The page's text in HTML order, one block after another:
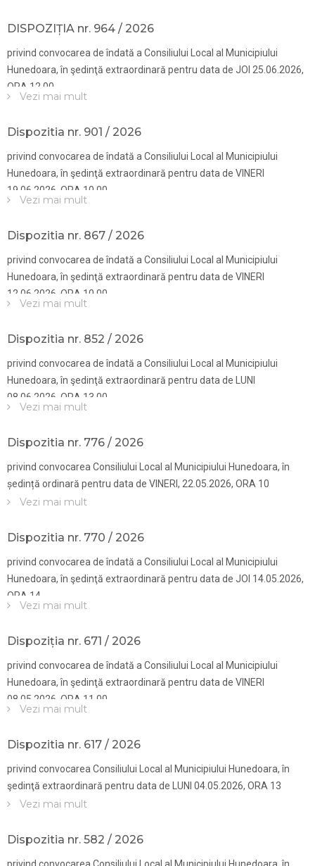
DISPOZIȚIA nr. 964 / 2026
privind convocarea de îndată a Consiliului Local al Municipiului
Hunedoara, în şedinţă extraordinară pentru data de JOI 25.06.2026,
ORA 12.00
Vezi mai mult
Dispozitia nr. 901 / 2026
privind convocarea de îndată a Consiliului Local al Municipiului
Hunedoara, în şedinţă extraordinară pentru data de VINERI
19.06.2026, ORA 10.00
Vezi mai mult
Dispozitia nr. 867 / 2026
privind convocarea de îndată a Consiliului Local al Municipiului
Hunedoara, în şedinţă extraordinară pentru data de VINERI
12.06.2026, ORA 10.00
Vezi mai mult
Dispozitia nr. 852 / 2026
privind convocarea de îndată a Consiliului Local al Municipiului
Hunedoara, în şedinţă extraordinară pentru data de LUNI
Vezi mai mult
Dispozitia nr. 776 / 2026
privind convocarea Consiliului Local al Municipiului Hunedoara, în
ședință ordinară pentru data de VINERI, 22.05.2026, ORA 10
Vezi mai mult
Dispozitia nr. 770 / 2026
privind convocarea de îndată a Consiliului Local al Municipiului
Hunedoara, în şedinţă extraordinară pentru data de JOI 14.05.2026,
ORA 14
Vezi mai mult
Dispoziția nr. 671 / 2026
privind convocarea de îndată a Consiliului Local al Municipiului
Hunedoara, în şedinţă extraordinară pentru data de VINERI
08.05.2026, ORA 11.00
Vezi mai mult
Dispozitia nr. 617 / 2026
privind convocarea Consiliului Local al Municipiului Hunedoara, în
şedinţă extraordinară pentru data de LUNI 04.05.2026, ORA 13
Vezi mai mult
Dispozitia nr. 582 / 2026
privind convocarea Consiliului Local al Municipiului Hunedoara, în